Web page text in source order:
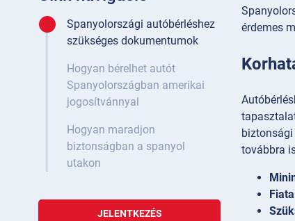
Spanyolországi autóbérléshez
szükséges dokumentumok
Hogyan bérelhet autót
Spanyolországban amerikai
jogosítvánnyal
Hogyan maradjon
biztonságban a spanyol
utakon
JELENTKEZÉS
érdemes
továbbra